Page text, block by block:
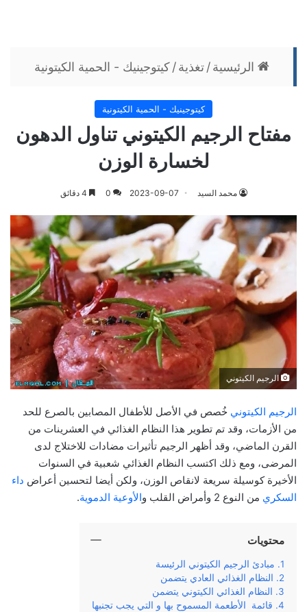
الرئيسية/تغذية/كيتوجينيك - الحمية الكيتونية
كيتوجينيك - الحمية الكيتونية
مفتاح الرجيم الكيتوني تناول الدهون
لخسارة الوزن
محمد السيد 2023-09-07
0
الرجيم الكيتوني
الرجيم الكيتوني خُصص في الأصل للأطفال المصابين بالصرع للحد
من الأزمات، وقد تم تطوير هذا النظام الغذائي في العشرينات من
القرن الماضي، وقد أظهر الرجيم تأثيرات مضادات للاختلاج لدى
المرضى، ومع ذلك اكتسب النظام الغذائي شعبية في السنوات
الأخيرة كوسيلة سريعة لانقاص الوزن، ولكن أيضا لتحسين أعراض داء
السكري من النوع 2 وأمراض القلب و الأوعية الدموية.
محتويات
مبادئ الرجيم الكيتوني الرئيسة
النظام الغذائي العادي يتضمن
النظام الغذائي الكيتوني يتضمن
قائمة الأطعمة المسموح بها و التي يجب تجنبها